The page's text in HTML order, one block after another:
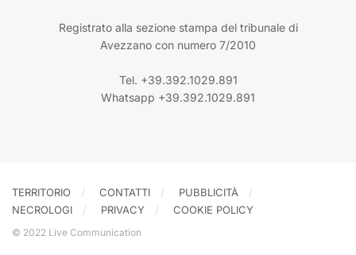
Registrato alla sezione stampa del tribunale di
Avezzano con numero 7/2010
Tel. +39.392.1029.891
Whatsapp +39.392.1029.891
TERRITORIO CONTATTI
PUBBLICITÀ
NECROLOGI
PRIVACY COOKIE POLICY
© 2022 Live Communication